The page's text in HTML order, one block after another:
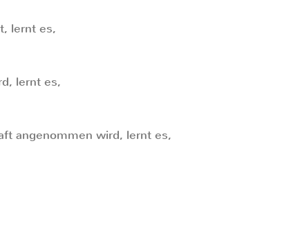
lernt es,
lernt es,
angenommen wird, lernt es,